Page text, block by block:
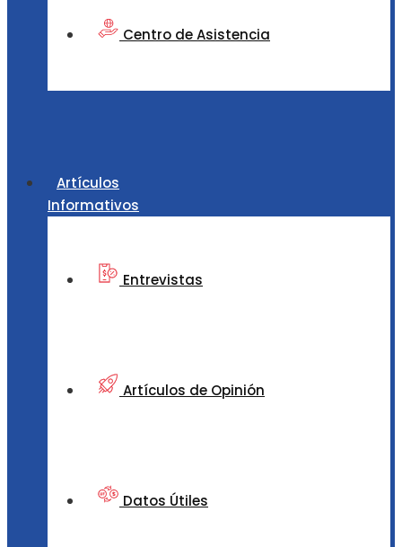
Centro de Asistencia
Artículos
Informativos
Entrevistas
Artículos de Opinión
Datos Útiles